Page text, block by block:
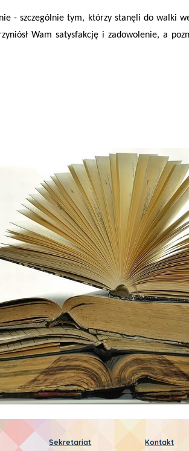
- szczególnie tym, którzy stanęli do walki
Wam satysfakcję i zadowolenie, a
Sekretariat Kontakt